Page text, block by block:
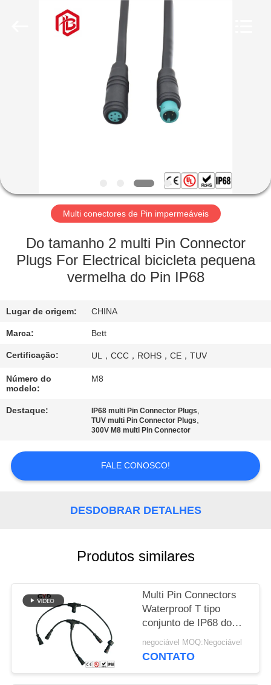
EXCURSÃO
FÁBRICA
CONTROLE
QUALIDADE
MAPA
DO
SITE
POLICY
Multi conectores de Pin impermeáveis
Do tamanho 2 multi Pin Connector
Plugs For Electrical bicicleta pequena
vermelha do Pin IP68
Lugar de origem: CHINA
Marca: Bett
Certificação: UL，CCC，ROHS，CE，TUV
Número do
modelo:
M8
Destaque: IP68 multi Pin Connector Plugs,
TUV multi Pin Connector Plugs,
300V M8 multi Pin Connector
FALE CONOSCO!
DESDOBRAR DETALHES
Produtos similares
Multi Pin Connectors
Waterproof T tipo
conjunto de IP68 do
ajuste do parafuso
negociável MOQ:Negociável
CONTATO